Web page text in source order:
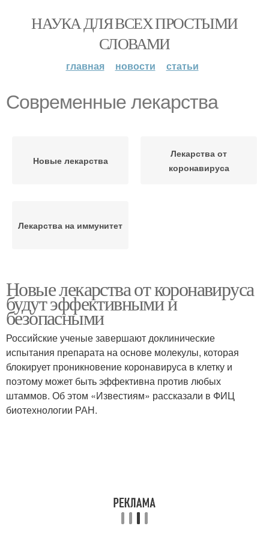
НАУКА ДЛЯ ВСЕХ ПРОСТЫМИ
СЛОВАМИ
главная новости статьи
Современные лекарства
Новые лекарства
Лекарства от
коронавируса
Лекарства на иммунитет
Новые лекарства от коронавируса
будут эффективными и
безопасными
Российские ученые завершают доклинические
испытания препарата на основе молекулы, которая
блокирует проникновение коронавируса в клетку и
поэтому может быть эффективна против любых
штаммов. Об этом «Известиям» рассказали в ФИЦ
биотехнологии РАН.